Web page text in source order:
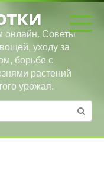
онлайн. Советы
уходу за
борьбе с
растений
урожая.